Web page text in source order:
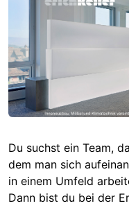
Du suchst ein Team,
dem man sich
in einem Umfeld
Dann bist du bei der